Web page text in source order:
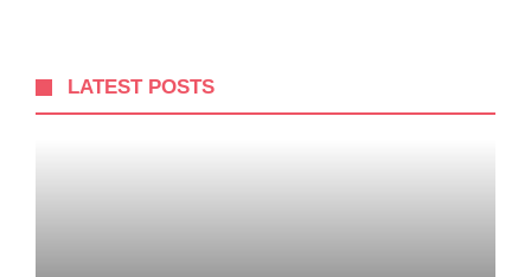
LATEST POSTS